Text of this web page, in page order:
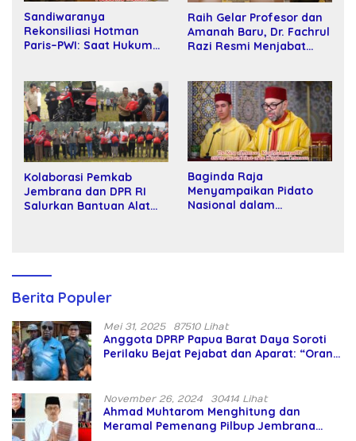
Sandiwaranya
Rekonsiliasi Hotman
Paris–PWI: Saat Hukum
Raih Gelar Profesor dan
Amanah Baru, Dr. Fachrul
Razi Resmi Menjabat
Kolaborasi Pemkab
Jembrana dan DPR RI
Salurkan Bantuan Alat
Baginda Raja
Menyampaikan Pidato
Nasional dalam
Berita Populer
Mei 31, 2025 87510 Lihat
Anggota DPRP Papua Barat Daya Soroti
Perilaku Bejat Pejabat dan Aparat: “Orang
November 26, 2024 30414 Lihat
Ahmad Muhtarom Menghitung dan
Meramal Pemenang Pilbup Jembrana